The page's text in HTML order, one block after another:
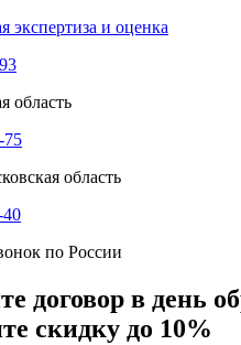
область
75
область
40
по России
договор в день
скидку до 10%